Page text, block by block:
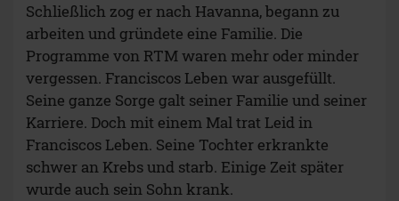
Schließlich zog er nach Havanna, begann zu
arbeiten und gründete eine Familie. Die
Programme von RTM waren mehr oder minder
vergessen. Franciscos Leben war ausgefüllt.
Seine ganze Sorge galt seiner Familie und seiner
Karriere. Doch mit einem Mal trat Leid in
Franciscos Leben. Seine Tochter erkrankte
schwer an Krebs und starb. Einige Zeit später
wurde auch sein Sohn krank.